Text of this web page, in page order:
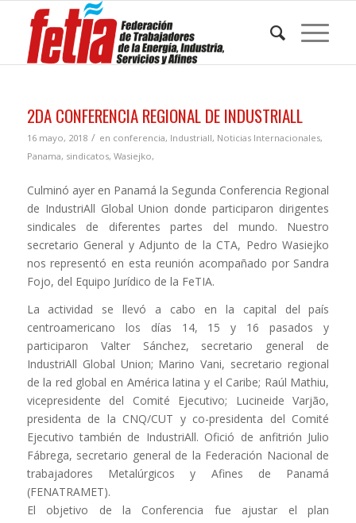
2DA CONFERENCIA REGIONAL DE INDUSTRIALL
16 mayo, 2018 / en conferencia, Industriall, Noticias Internacionales,
Panama, sindicatos, Wasiejko,
Culminó ayer en Panamá la Segunda Conferencia Regional
de IndustriAll Global Union donde participaron dirigentes
sindicales de diferentes partes del mundo. Nuestro
secretario General y Adjunto de la CTA, Pedro Wasiejko
nos representó en esta reunión acompañado por Sandra
Fojo, del Equipo Jurídico de la FeTIA.
La actividad se llevó a cabo en la capital del país
centroamericano los días 14, 15 y 16 pasados y
participaron Valter Sánchez, secretario general de
IndustriAll Global Union; Marino Vani, secretario regional
de la red global en América latina y el Caribe; Raúl Mathiu,
vicepresidente del Comité Ejecutivo; Lucineide Varjão,
presidenta de la CNQ/CUT y co-presidenta del Comité
Ejecutivo también de IndustriAll. Ofició de anfitrión Julio
Fábrega, secretario general de la Federación Nacional de
trabajadores Metalúrgicos y Afines de Panamá
(FENATRAMET).
El objetivo de la Conferencia fue ajustar el plan